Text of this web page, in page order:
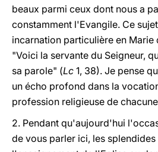
beaux parmi ceux dont nous a
constamment l'Evangile. Ce
incarnation particulière en
"Voici la servante du Seigneur,
sa parole" (Lc 1, 38). Je pense
un écho profond dans la
profession religieuse de
2. Pendant qu'aujourd'hui
de vous parler ici, les